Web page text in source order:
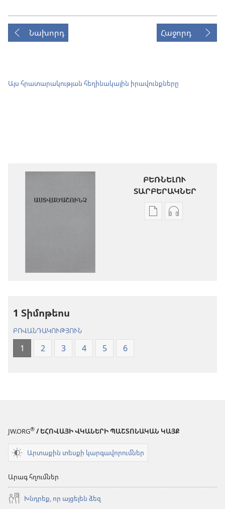
Նախորդ Հաջորդ
Այս հրատարակության հեղինակային իրավունքները
ԲԵՌՆԵԼՈՒ
ՏԱՐԲԵՐԱԿՆԵՐ
Թվային
1 Տիմոթեոս
ԲՈՎԱՆԴԱԿՈՒԹՅՈՒՆ
1 2 3 4 5 6
JW.ORG® / ԵՀՈՎԱՅԻ ՎԿԱՆԵՐԻ ՊԱՇՏՈՆԱԿԱՆ ԿԱՅՔ
Արտաքին տեսքի կարգավորումներ
Արագ հղումներ
Խնդրեք, որ այցելեն ձեզ